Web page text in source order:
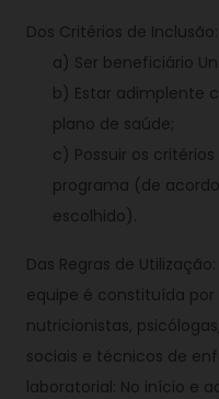
Dos Critérios de Inclusão:
a) Ser beneficiário
b) Estar adimplente
plano de saúde;
c) Possuir os
programa (de
escolhido).
Das Regras de
equipe é constituída
nutricionistas,
sociais e técnicos de
laboratorial: No início e